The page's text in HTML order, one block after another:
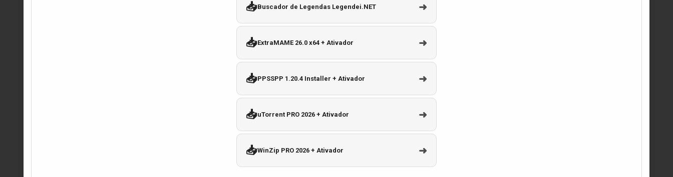
📥Buscador de Legendas Legendei.NET ➜
📥ExtraMAME 26.0 x64 + Ativador ➜
📥PPSSPP 1.20.4 Installer + Ativador ➜
📥uTorrent PRO 2026 + Ativador ➜
📥WinZip PRO 2026 + Ativador ➜